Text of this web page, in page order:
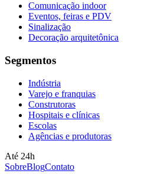
Comunicação indoor
Eventos, feiras e PDV
Sinalização
Decoração arquitetônica
Segmentos
Indústria
Varejo e franquias
Construtoras
Hospitais e clínicas
Escolas
Agências e produtoras
Até 24h
SobreBlogContato